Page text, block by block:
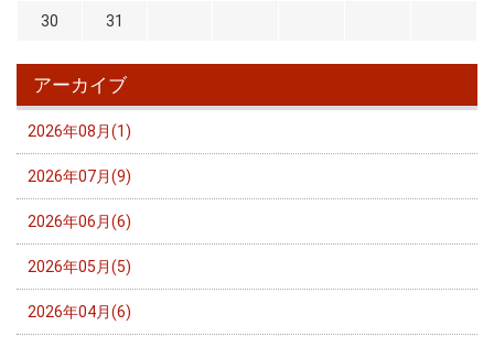
30 31
アーカイブ
2026年08月(1)
2026年07月(9)
2026年06月(6)
2026年05月(5)
2026年04月(6)